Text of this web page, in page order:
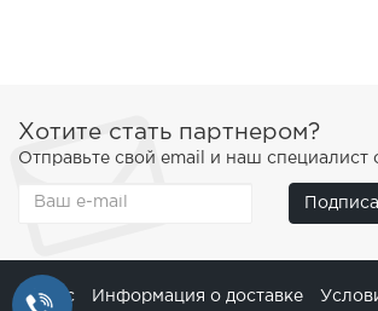
Хотите стать партнером?
Отправьте свой email и наш специалист
О нас Информация о доставке